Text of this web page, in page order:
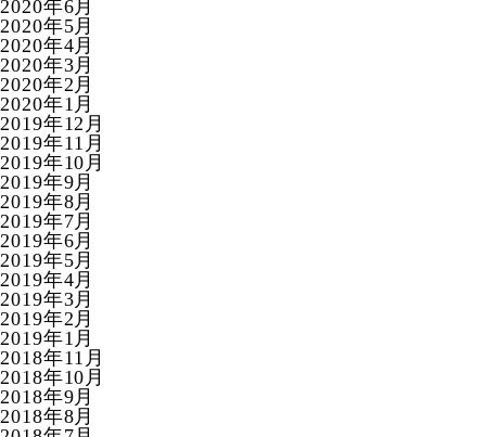
2020年6月
2020年5月
2020年4月
2020年3月
2020年2月
2020年1月
2019年12月
2019年11月
2019年10月
2019年9月
2019年8月
2019年7月
2019年6月
2019年5月
2019年4月
2019年3月
2019年2月
2019年1月
2018年11月
2018年10月
2018年9月
2018年8月